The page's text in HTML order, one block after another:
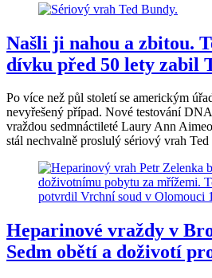
Našli ji nahou a zbitou.
dívku před 50 lety zabil
Po více než půl století se americkým
nevyřešený případ. Nové testování
vraždou sedmnáctileté Laury Ann
stál nechvalně proslulý sériový vrah
Heparinové vraždy v
Sedm obětí a doživotí